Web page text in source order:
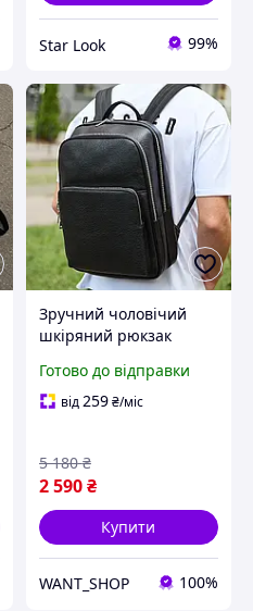
Star Look 99%
Зручний чоловічий
шкіряний рюкзак
аксесуар для ноутбука
та документів, чорний
Готово до відправки
від 259₴/міс
2 590₴
5 180 ₴
Купити
WANT_SHOP 100%